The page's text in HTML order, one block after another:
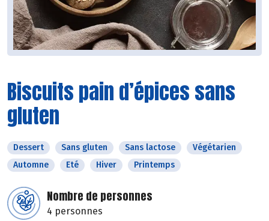
Biscuits pain d’épices sans
gluten
Dessert Sans gluten Sans lactose
Végétarien
Automne
Eté Hiver Printemps
Nombre de personnes
4 personnes